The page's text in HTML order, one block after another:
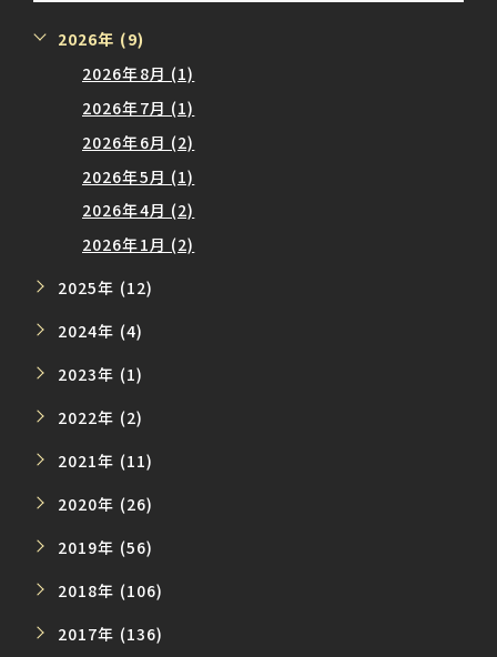
2026年 (9)
2026年8月 (1)
2026年7月 (1)
2026年6月 (2)
2026年5月 (1)
2026年4月 (2)
2026年1月 (2)
2025年 (12)
2024年 (4)
2023年 (1)
2022年 (2)
2021年 (11)
2020年 (26)
2019年 (56)
2018年 (106)
2017年 (136)